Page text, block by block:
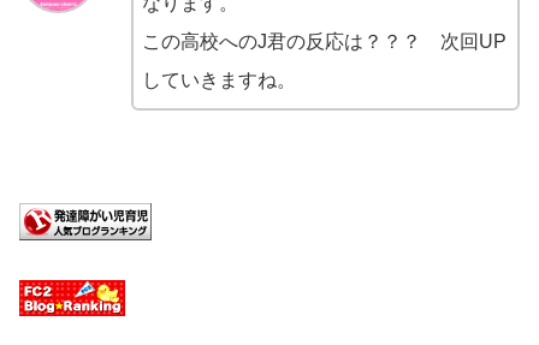
この高校へのJ君の反応は？？？ 次回UP
していきますね。